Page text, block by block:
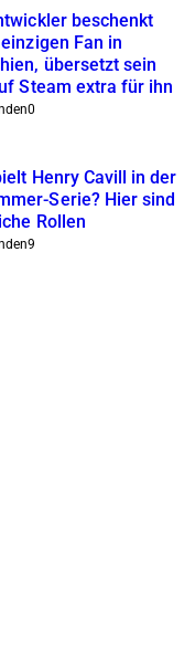
beschenkt
Fan in
übersetzt sein
Steam extra für ihn
0
Henry Cavill in der
Serie? Hier sind
Rollen
9